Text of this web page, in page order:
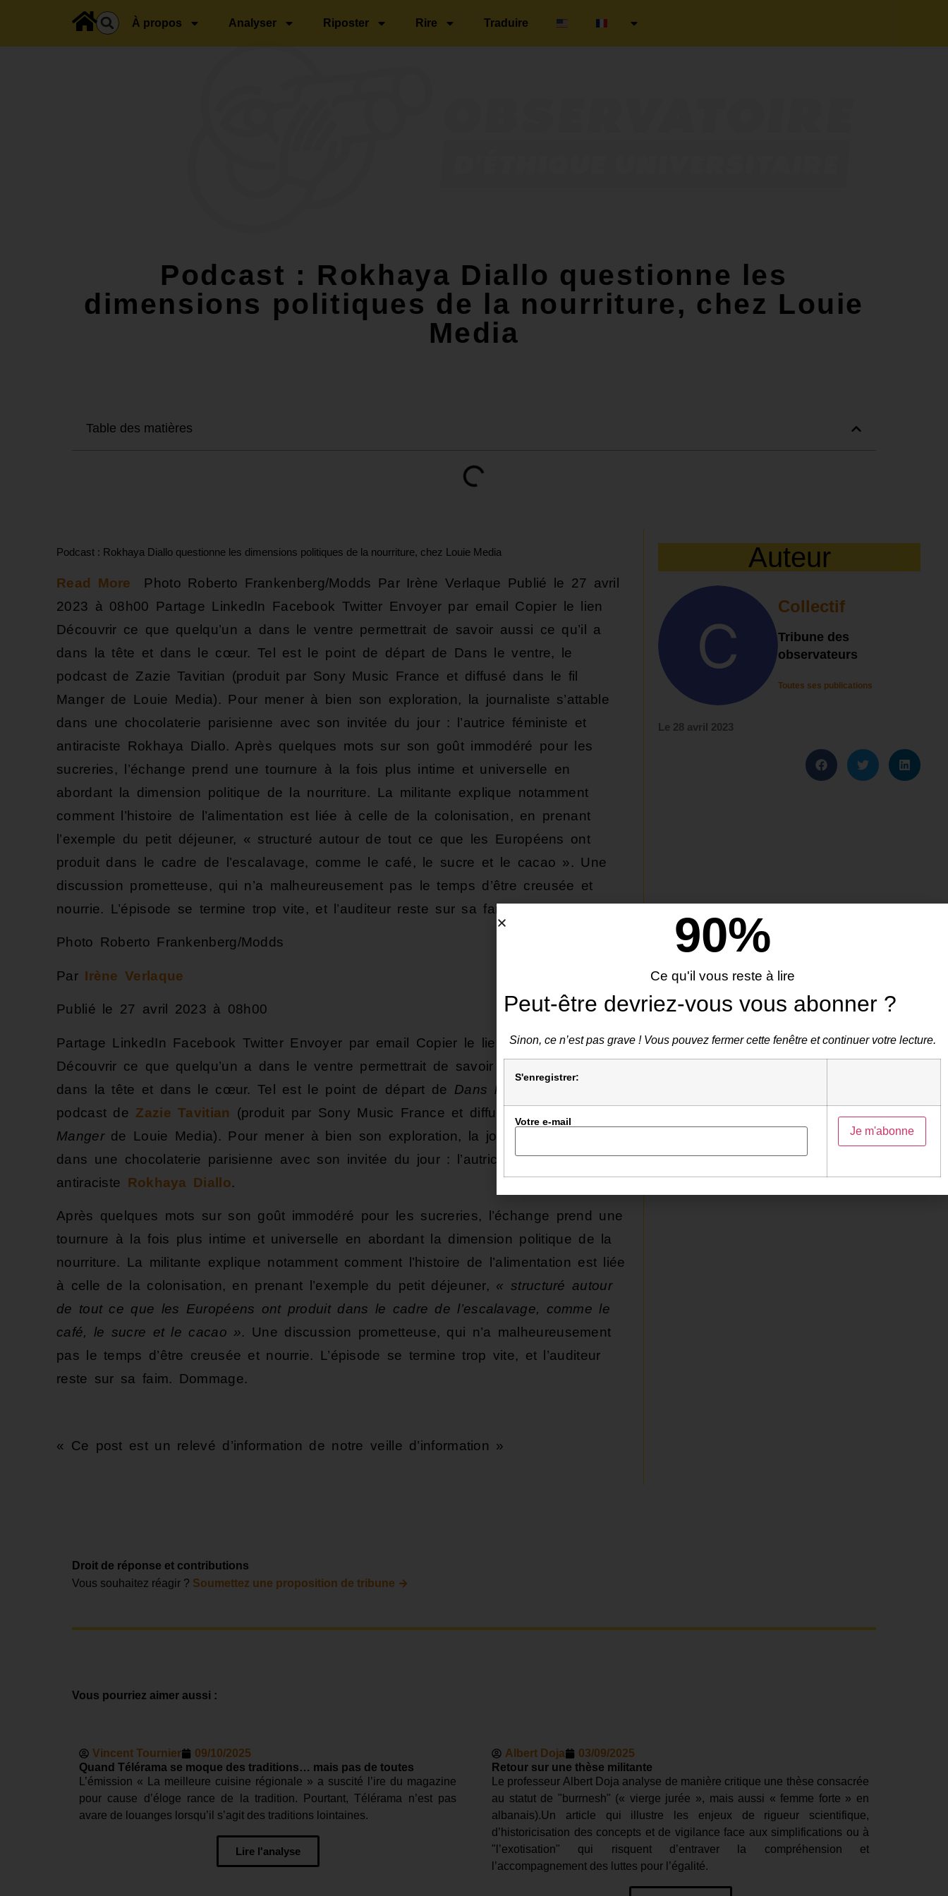
À propos Analyser Riposter Rire Traduire
Podcast : Rokhaya Diallo questionne les
dimensions politiques de la nourriture, chez Louie
Media
Table des matières
Podcast : Rokhaya Diallo questionne les dimensions politiques de la nourriture, chez Louie Media
Read More Photo Roberto Frankenberg/Modds Par Irène Verlaque Publié le 27 avril
2023 à 08h00 Partage LinkedIn Facebook Twitter Envoyer par email Copier le lien
Découvrir ce que quelqu’un a dans le ventre permettrait de savoir aussi ce qu’il a
dans la tête et dans le cœur. Tel est le point de départ de Dans le ventre, le
podcast de Zazie Tavitian (produit par Sony Music France et diffusé dans le fil
Manger de Louie Media). Pour mener à bien son exploration, la journaliste s’attable
dans une chocolaterie parisienne avec son invitée du jour : l’autrice féministe et
antiraciste Rokhaya Diallo. Après quelques mots sur son goût immodéré pour les
sucreries, l’échange prend une tournure à la fois plus intime et universelle en
abordant la dimension politique de la nourriture. La militante explique notamment
comment l’histoire de l’alimentation est liée à celle de la colonisation, en prenant
l’exemple du petit déjeuner, « structuré autour de tout ce que les Européens ont
produit dans le cadre de l’escalavage, comme le café, le sucre et le cacao ». Une
discussion prometteuse, qui n’a malheureusement pas le temps d’être creusée et
nourrie. L’épisode se termine trop vite, et l’auditeur reste sur sa faim. Dommage.
Photo Roberto Frankenberg/Modds
Par Irène Verlaque
Publié le 27 avril 2023 à 08h00
Partage LinkedIn Facebook Twitter Envoyer par email Copier le lien
Découvrir ce que quelqu’un a dans le ventre permettrait de savoir aussi ce qu’il a
dans la tête et dans le cœur. Tel est le point de départ de Dans le ventre,
podcast de Zazie Tavitian
(produit par Sony Music France et diffusé dans le fil
Mangerde Louie Media). Pour mener à bien son exploration, la journaliste s’attable
dans une chocolaterie parisienne avec son invitée du jour : l’autrice féministe et
antiraciste Rokhaya Diallo.
Après quelques mots sur son goût immodéré pour les sucreries, l’échange prend une
tournure à la fois plus intime et universelle en abordant la dimension politique de la
nourriture. La militante explique notamment comment l’histoire de l’alimentation est liée
à celle de la colonisation, en prenant l’exemple du petit déjeuner, « structuré autour
de tout ce que les Européens ont produit dans le cadre de l’escalavage, comme le
café, le sucre et le cacao ». Une discussion prometteuse, qui n’a malheureusement
pas le temps d’être creusée et nourrie. L’épisode se termine trop vite, et l’auditeur
reste sur sa faim. Dommage.
« Ce post est un relevé d’information de notre veille d’information »
Auteur
Collectif
Tribune des
observateurs
Toutes ses publications
Le 28 avril 2023
Droit de réponse et contributions
Vous souhaitez réagir ? Soumettez une proposition de tribune →
Vous pourriez aimer aussi :
Vincent Tournier
09/10/2025
Quand Télérama se moque des traditions… mais pas de toutes
L’émission « La meilleure cuisine régionale » a suscité l’ire du magazine
pour cause d’éloge rance de la tradition. Pourtant, Télérama n’est pas
avare de louanges lorsqu’il s’agit des traditions lointaines.
Lire l'analyse
Albert Doja
03/09/2025
Retour sur une thèse militante
Le professeur Albert Doja analyse de manière critique une thèse consacrée
au statut de "burrnesh" (« vierge jurée », mais aussi « femme forte » en
albanais).Un article qui illustre les enjeux de rigueur scientifique,
d’historicisation des concepts et de vigilance face aux simplifications ou à
"l’exotisation" qui risquent d’entraver la compréhension et
l’accompagnement des luttes pour l’égalité.
Ce qu'il vous reste à lire
90%
Peut-être devriez-vous vous abonner ?
Sinon, ce n’est pas grave ! Vous pouvez fermer cette fenêtre et continuer votre lecture.
S'enregistrer:
Votre e-mail